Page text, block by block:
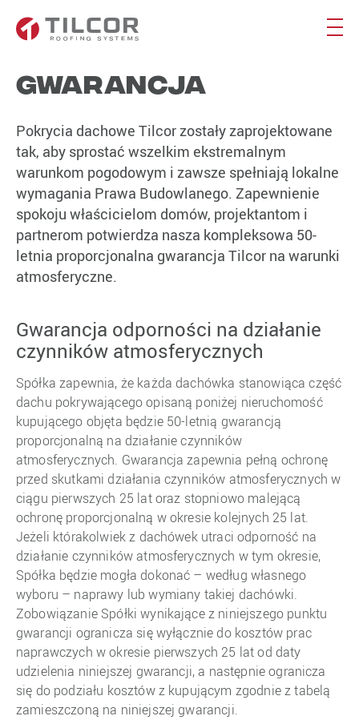
Gwarancja
Pokrycia dachowe Tilcor zostały zaprojektowane
tak, aby sprostać wszelkim ekstremalnym
warunkom pogodowym i zawsze spełniają lokalne
wymagania Prawa Budowlanego. Zapewnienie
spokoju właścicielom domów, projektantom i
partnerom potwierdza nasza kompleksowa 50-
letnia proporcjonalna gwarancja Tilcor na warunki
atmosferyczne.
Gwarancja odporności na działanie
czynników atmosferycznych
Spółka zapewnia, że każda dachówka stanowiąca część
dachu pokrywającego opisaną poniżej nieruchomość
kupującego objęta będzie 50-letnią gwarancją
proporcjonalną na działanie czynników
atmosferycznych. Gwarancja zapewnia pełną ochronę
przed skutkami działania czynników atmosferycznych w
ciągu pierwszych 25 lat oraz stopniowo malejącą
ochronę proporcjonalną w okresie kolejnych 25 lat.
Jeżeli którakolwiek z dachówek utraci odporność na
działanie czynników atmosferycznych w tym okresie,
Spółka będzie mogła dokonać – według własnego
wyboru – naprawy lub wymiany takiej dachówki.
Zobowiązanie Spółki wynikające z niniejszego punktu
gwarancji ogranicza się wyłącznie do kosztów prac
naprawczych w okresie pierwszych 25 lat od daty
udzielenia niniejszej gwarancji, a następnie ogranicza
się do podziału kosztów z kupującym zgodnie z tabelą
zamieszczoną na niniejszej gwarancji.